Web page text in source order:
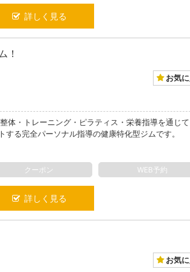
詳しく見る
！
お気
体・トレーニング・ピラティス・栄養指導を通じ
る完全パーソナル指導の健康特化型ジムです。
クーポン WEB予約
詳しく見る
お気